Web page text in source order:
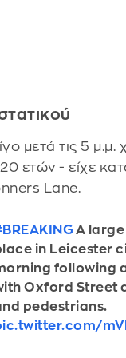
μετά τις 5
ετών - είχε
Lane.
A
in Leicester
following
Oxford Street
pedestrians.